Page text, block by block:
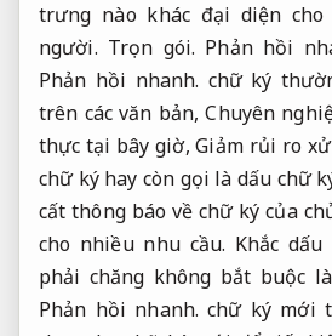
trưng nào khác đại diện cho
người. Trọn gói. Phản hồi
Phản hồi nhanh. chữ ký
trên các văn bản,Chuyên
thực tại bây giờ,Giảm rủi ro xử
chữ ký hay còn gọi là dấu chữ
cất thông báo về chữ ký của
cho nhiều nhu cầu. Khắc
phải chăng không bắt buộc
Phản hồi nhanh. chữ ký mới